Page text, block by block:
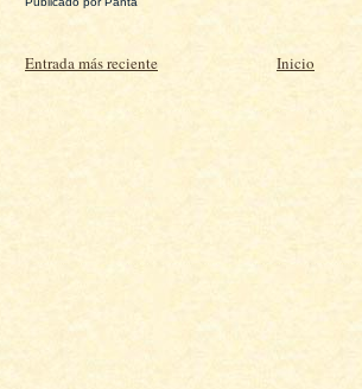
Entrada más reciente Inicio